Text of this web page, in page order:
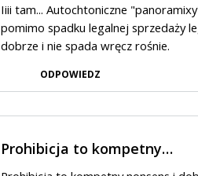
Iiii tam... Autochtoniczne
pomimo spadku legalnej sprzedaży
dobrze i nie spada wręcz rośnie.
ODPOWIEDZ
Prohibicja to kompetny…